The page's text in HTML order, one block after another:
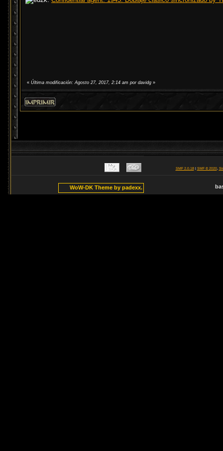
« Última modificación: Agosto 27, 2017, 2:14 am por davidg »
SMF 2.0.18| SMF © 2020,
WoW-DK Theme by padexx.